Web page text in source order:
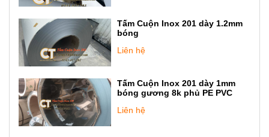
Tấm Cuộn Inox 201 dày 1.2mm
bóng
Liên hệ
Tấm Cuộn Inox 201 dày 1mm
bóng gương 8k phủ PE PVC
Liên hệ